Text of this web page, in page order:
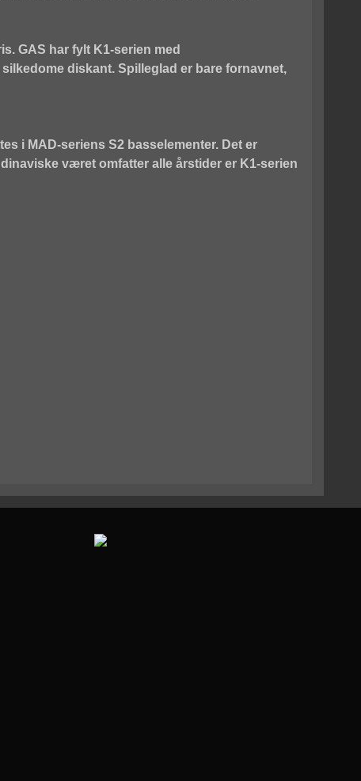
GAS har fylt K1-serien med
diskant. Spilleglad er bare fornavnet,
i MAD-seriens S2 basselementer. Det er
været omfatter alle årstider er K1-serien